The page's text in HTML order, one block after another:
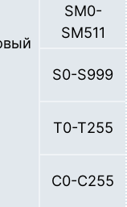
SM0-
SM511
S0-S999
T0-T255
C0-C255